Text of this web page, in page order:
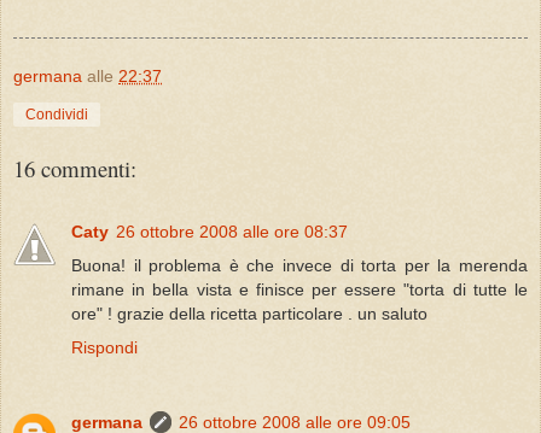
germana alle 22:37
Condividi
16 commenti:
Caty 26 ottobre 2008 alle ore 08:37
Buona! il problema è che invece di torta per la merenda
rimane in bella vista e finisce per essere "torta di tutte le
ore" ! grazie della ricetta particolare . un saluto
Rispondi
germana
26 ottobre 2008 alle ore 09:05